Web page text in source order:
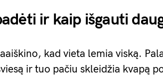
ir kaip išgauti
kad vieta lemia viską.
ir tuo pačiu skleidžia kvapą